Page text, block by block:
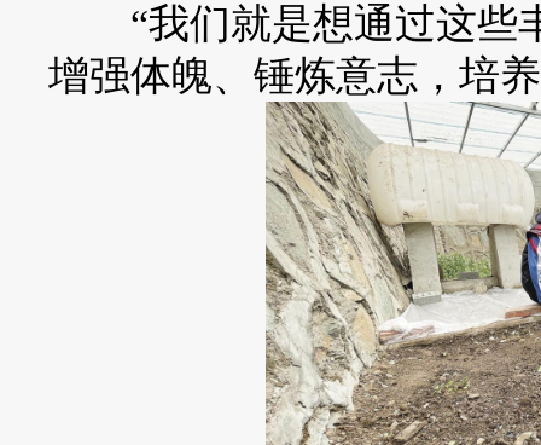
“我们就是想通过这些
增强体魄、锤炼意志，培